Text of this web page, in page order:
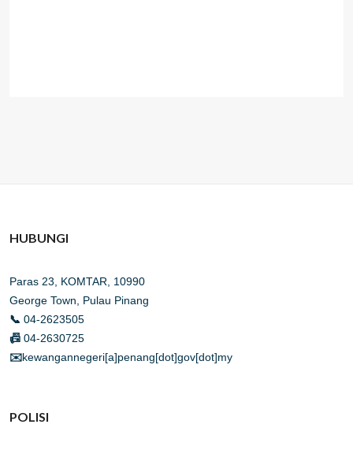
HUBUNGI
Paras 23, KOMTAR, 10990
George Town, Pulau Pinang
📞 04-2623505
📠 04-2630725
✉️kewangannegeri[a]penang[dot]gov[dot]my
POLISI